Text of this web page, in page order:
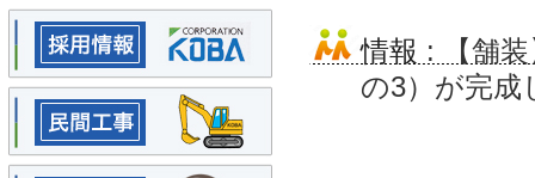
情報 : 【舗
の3）が完成